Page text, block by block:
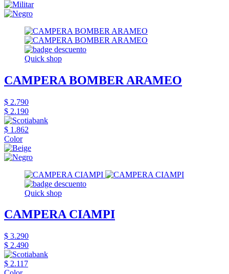
Quick shop
CAMPERA BOMBER ARAMEO
$ 2.790
$ 2.190
$ 1.862
Color
Quick shop
CAMPERA CIAMPI
$ 3.290
$ 2.490
$ 2.117